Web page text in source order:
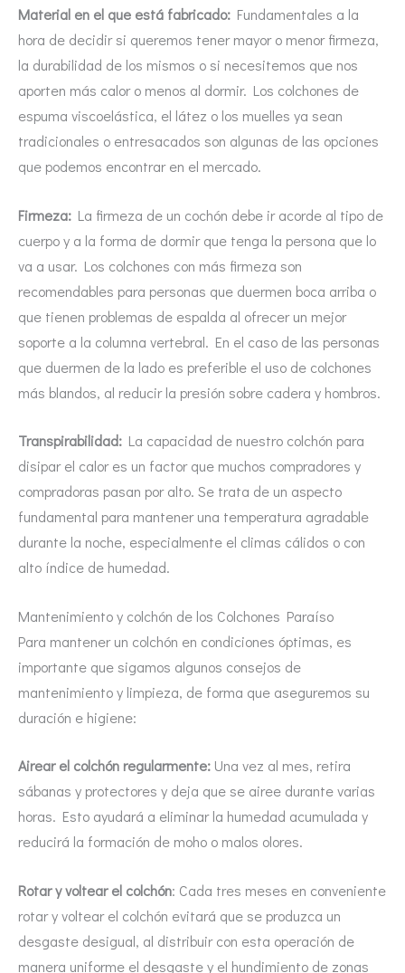
Material en el que está fabricado: Fundamentales a la
hora de decidir si queremos tener mayor o menor firmeza,
la durabilidad de los mismos o si necesitemos que nos
aporten más calor o menos al dormir. Los colchones de
espuma viscoelástica, el látez o los muelles ya sean
tradicionales o entresacados son algunas de las opciones
que podemos encontrar en el mercado.
Firmeza: La firmeza de un cochón debe ir acorde al tipo de
cuerpo y a la forma de dormir que tenga la persona que lo
va a usar. Los colchones con más firmeza son
recomendables para personas que duermen boca arriba o
que tienen problemas de espalda al ofrecer un mejor
soporte a la columna vertebral. En el caso de las personas
que duermen de la lado es preferible el uso de colchones
más blandos, al reducir la presión sobre cadera y hombros.
Transpirabilidad: La capacidad de nuestro colchón para
disipar el calor es un factor que muchos compradores y
compradoras pasan por alto. Se trata de un aspecto
fundamental para mantener una temperatura agradable
durante la noche, especialmente el climas cálidos o con
alto índice de humedad.
Mantenimiento y colchón de los Colchones Paraíso
Para mantener un colchón en condiciones óptimas, es
importante que sigamos algunos consejos de
mantenimiento y limpieza, de forma que aseguremos su
duración e higiene:
Airear el colchón regularmente: Una vez al mes, retira
sábanas y protectores y deja que se airee durante varias
horas. Esto ayudará a eliminar la humedad acumulada y
reducirá la formación de moho o malos olores.
Rotar y voltear el colchón: Cada tres meses en conveniente
rotar y voltear el colchón evitará que se produzca un
desgaste desigual, al distribuir con esta operación de
manera uniforme el desgaste y el hundimiento de zonas